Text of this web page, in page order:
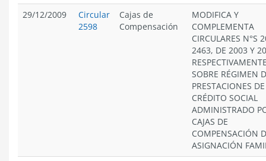
29/12/2009
Circular
2598
Cajas de
Compensación
MODIFICA Y
COMPLEMENTA
CIRCULARES N°S
2463, DE 2003 Y
SOBRE RÉGIMEN
PRESTACIONES DE
CRÉDITO SOCIAL
ADMINISTRADO
CAJAS DE
COMPENSACIÓN
ASIGNACIÓN